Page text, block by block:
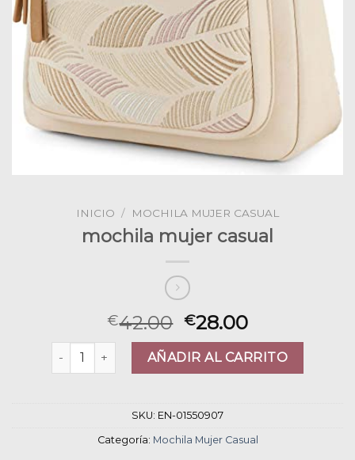
INICIO / MOCHILA MUJER CASUAL
mochila mujer casual
€42.00 €28.00
mochila mujer casual cantidadAÑADIR AL CARRITO
SKU: EN-01550907
Categoría: Mochila Mujer Casual